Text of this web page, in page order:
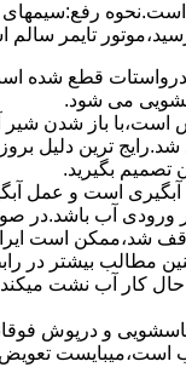
ﺗﺎﯾﻤﺮ ﺳﺎﻟﻢ
ﻫﯿﺪرواﺳﺘﺎت ﻗﻄﻊ
می شود.
اﺳﺖ،ﺑﺎ ﺑﺎز
شد.رایج ترین دلیل
تصمیم بگیرید.
ﺣﺎل آﺑﮕﯿﺮی اﺳﺖ و
آب باشد.در
شد،ممکن است
مطالب بیشتر در
در ﺣﺎل ﮐﺎر آب ﻧﺸﺖ
و درپوش
اﺳﺖ،میبایست